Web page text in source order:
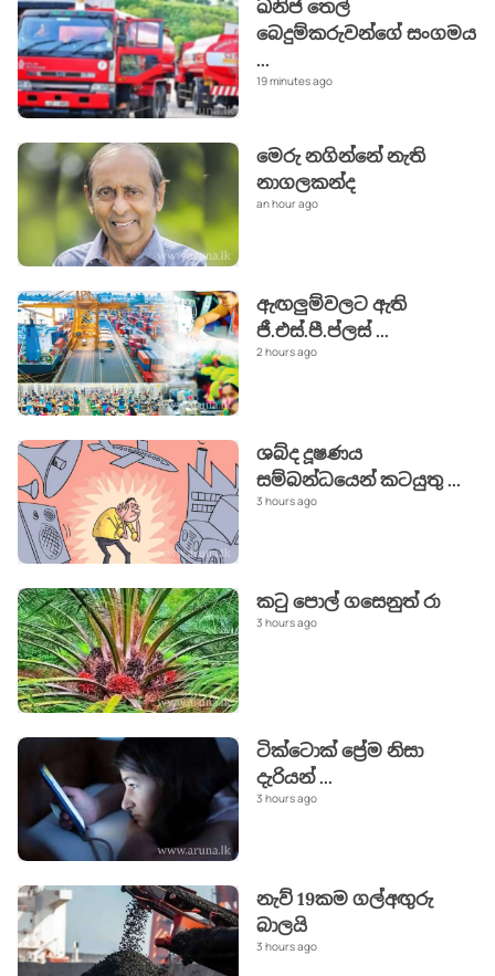
ඛනිජ තෙල්
බෙදුම්කරුවන්ගේ සංගමය
...
19 minutes ago
මෙරු නගින්නේ නැති
නාගලකන්ද
an hour ago
ඇඟලුම්වලට ඇති
ජී.එස්.පී.ප්ලස්...
2 hours ago
ශබ්ද දූෂණය
සම්බන්ධයෙන් කටයුතු...
3 hours ago
කටු පොල් ගසෙනුත් රා
3 hours ago
ටික්ටොක් ප්‍රේම නිසා
දැරියන්...
3 hours ago
නැව් 19කම ගල්අඟුරු
බාලයි
3 hours ago